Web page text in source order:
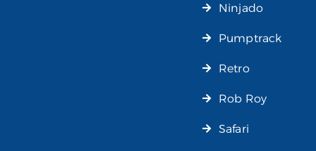
Ninjado
Pumptrack
Retro
Rob Roy
Safari